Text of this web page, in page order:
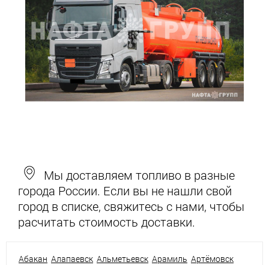
Мы доставляем топливо в разные
города России. Если вы не нашли свой
город в списке, свяжитесь с нами, чтобы
расчитать стоимость доставки.
Абакан Алапаевск Альметьевск Арамиль Артёмовск